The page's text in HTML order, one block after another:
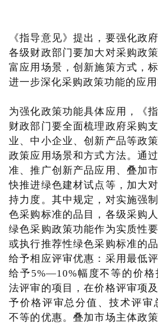
《指导意见》提出，要强化政
各级财政部门要加大对采购政
富应用场景，创新施策方式，
进一步深化采购政策功能的应用
为强化政策功能具体应用，《
财政部门要全面梳理政府采购
业、中小企业、创新产品等政
政策应用场景和方式方法。通
准、推广创新产品应用、叠加
快推进绿色建材试点等，加大
持力度。其中规定，对实施强
色采购标准的品目，各级采购
绿色采购政策功能作为实质性
或执行推荐性绿色采购标准的
给予相应评审优惠：采用最低
给予5%—10%幅度不等的价格
法评审的项目，在价格评审项
予价格评审总分值、技术评
不等的优惠。叠加市场主体政